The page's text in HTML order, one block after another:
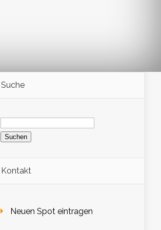
Suche
Suchen
nach:
Kontakt
Neuen Spot eintragen